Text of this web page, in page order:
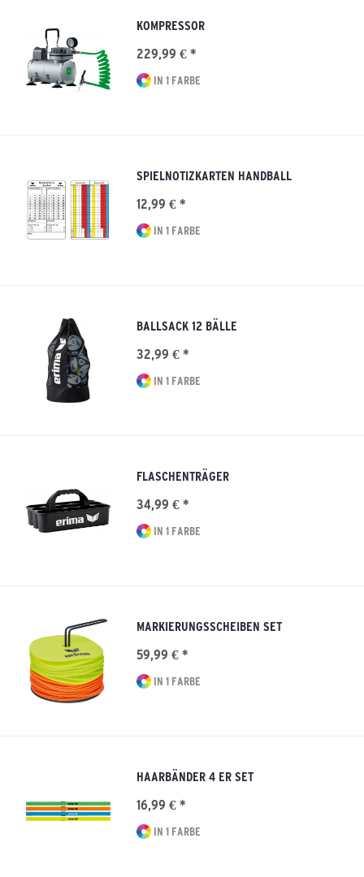
KOMPRESSOR
229,99 € *
IN 1 FARBE
SPIELNOTIZKARTEN HANDBALL
12,99 € *
IN 1 FARBE
BALLSACK 12 BÄLLE
32,99 € *
IN 1 FARBE
FLASCHENTRÄGER
34,99 € *
IN 1 FARBE
MARKIERUNGSSCHEIBEN SET
59,99 € *
IN 1 FARBE
HAARBÄNDER 4 ER SET
16,99 € *
IN 1 FARBE